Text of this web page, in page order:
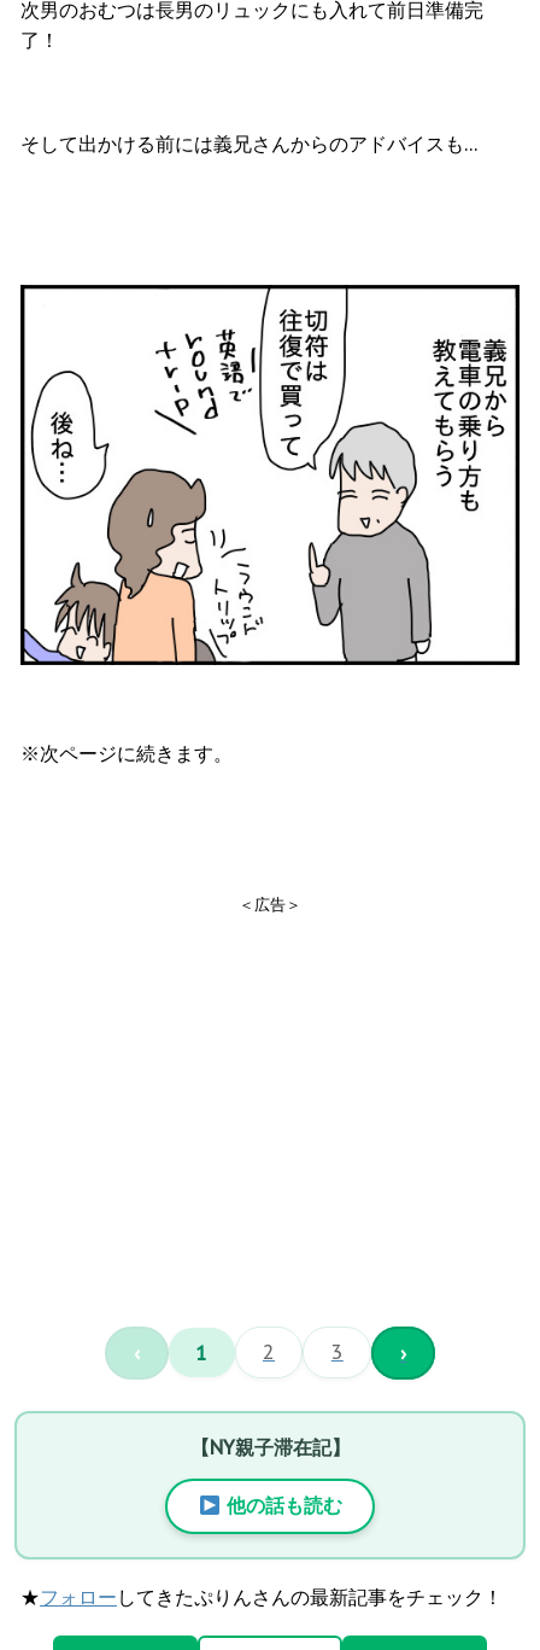
次男のおむつは長男のリュックにも入れて前日準備完
了！
そして出かける前には義兄さんからのアドバイスも…
※次ページに続きます。
＜広告＞
‹ 1 2 3 ›
【NY親子滞在記】
他の話も読む
★フォロー してきたぷりんさんの最新記事をチェック！